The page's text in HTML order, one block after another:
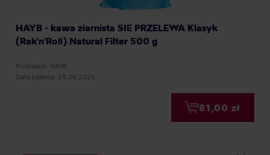
HAYB - kawa ziarnista SIE PRZELEWA Klasyk
(Rak'n'Roll) Natural Filter 500 g
Producent: HAYB
Data palenia: 29.06.2026
81,00 zł